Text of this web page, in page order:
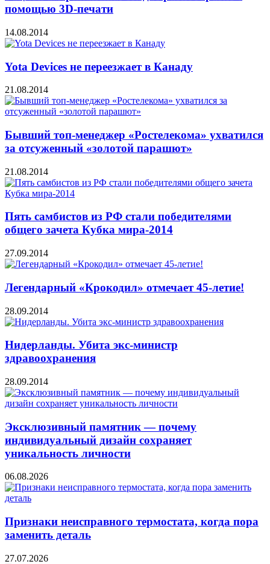
помощью 3D-печати
14.08.2014
Yota Devices не переезжает в Канаду
21.08.2014
Бывший топ-менеджер «Ростелекома» ухватился
за отсуженный «золотой парашют»
21.08.2014
Пять самбистов из РФ стали победителями
общего зачета Кубка мира-2014
27.09.2014
Легендарный «Крокодил» отмечает 45-летие!
28.09.2014
Нидерланды. Убита экс-министр
здравоохранения
28.09.2014
Эксклюзивный памятник — почему
индивидуальный дизайн сохраняет
уникальность личности
06.08.2026
Признаки неисправного термостата, когда пора
заменить деталь
27.07.2026